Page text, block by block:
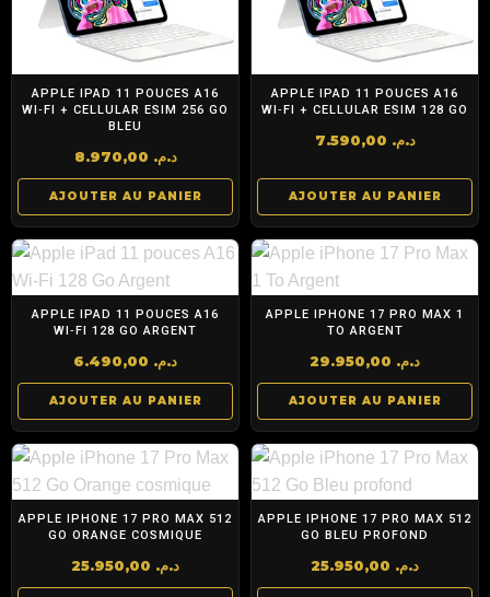
APPLE IPAD 11 POUCES A16
WI‑FI + CELLULAR ESIM 256 GO
BLEU
د.م.
AJOUTER AU PANIER
APPLE IPAD 11 POUCES A16
WI‑FI + CELLULAR ESIM 128 GO
د.م.
AJOUTER AU PANIER
APPLE IPAD 11 POUCES A16
WI‑FI 128 GO ARGENT
د.م.
AJOUTER AU PANIER
APPLE IPHONE 17 PRO MAX 1
TO ARGENT
د.م.
AJOUTER AU PANIER
APPLE IPHONE 17 PRO MAX 512
GO ORANGE COSMIQUE
د.م.
APPLE IPHONE 17 PRO MAX 512
GO BLEU PROFOND
د.م.